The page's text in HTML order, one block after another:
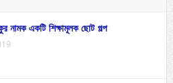
নামক একটি শিক্ষামূলক ছোট গল্প